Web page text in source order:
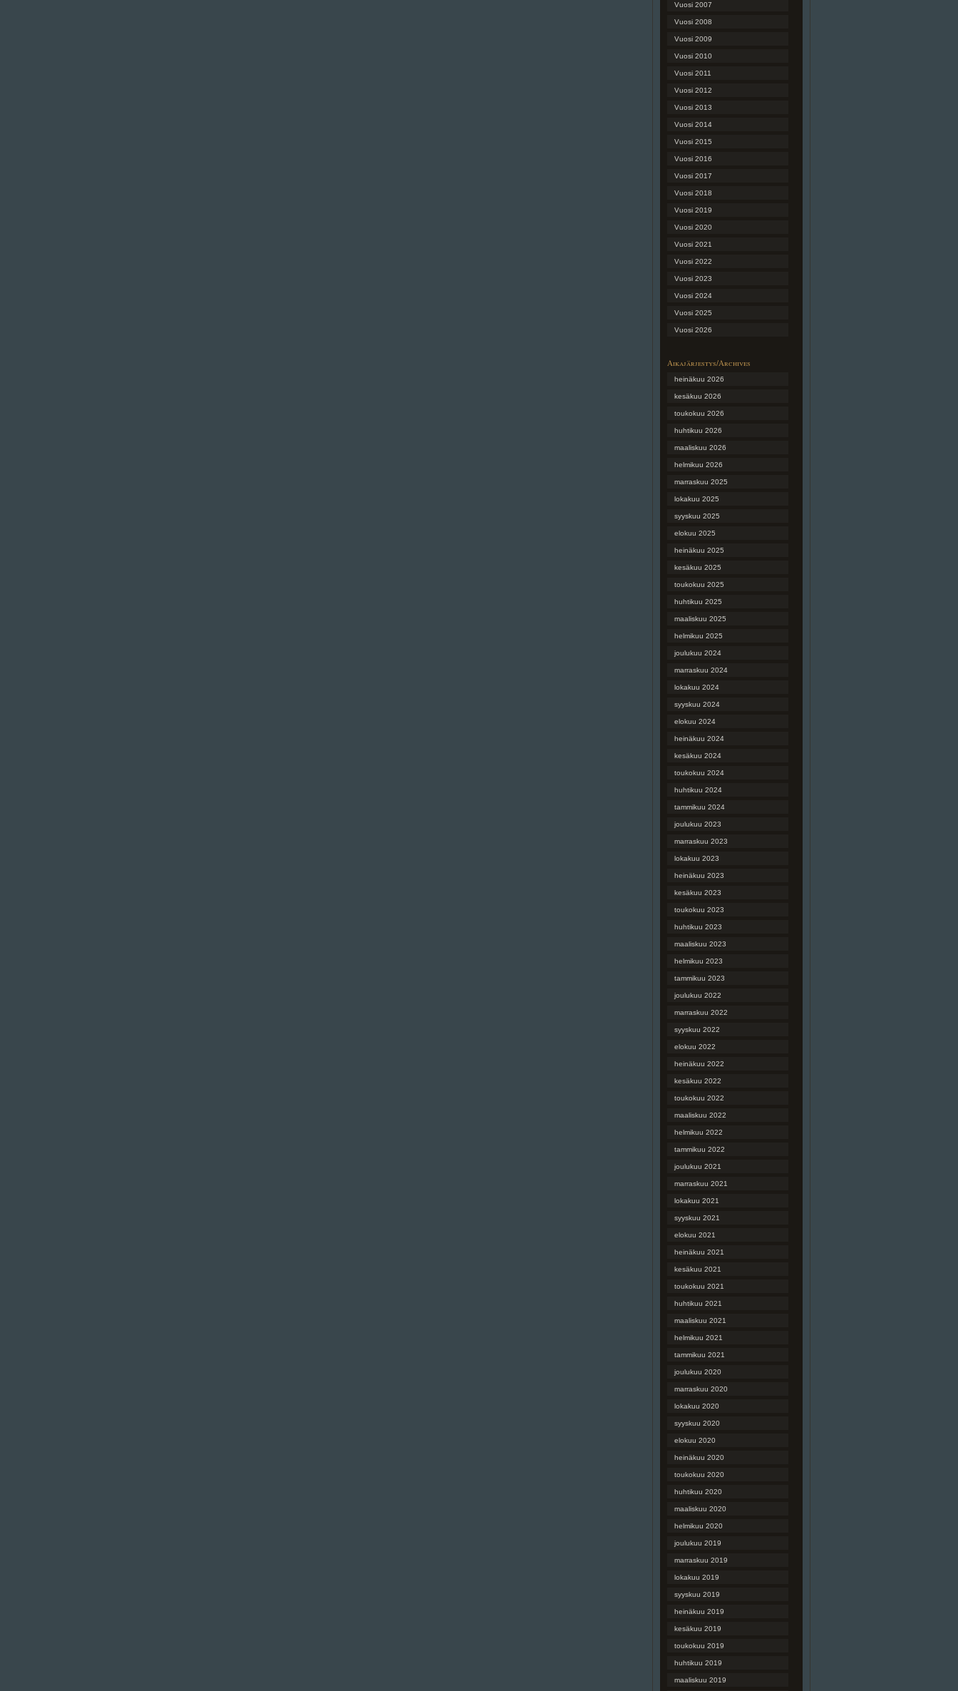
Vuosi 2007
Vuosi 2008
Vuosi 2009
Vuosi 2010
Vuosi 2011
Vuosi 2012
Vuosi 2013
Vuosi 2014
Vuosi 2015
Vuosi 2016
Vuosi 2017
Vuosi 2018
Vuosi 2019
Vuosi 2020
Vuosi 2021
Vuosi 2022
Vuosi 2023
Vuosi 2024
Vuosi 2025
Vuosi 2026
Aikajärjestys/Archives
heinäkuu 2026
kesäkuu 2026
toukokuu 2026
huhtikuu 2026
maaliskuu 2026
helmikuu 2026
marraskuu 2025
lokakuu 2025
syyskuu 2025
elokuu 2025
heinäkuu 2025
kesäkuu 2025
toukokuu 2025
huhtikuu 2025
maaliskuu 2025
helmikuu 2025
joulukuu 2024
marraskuu 2024
lokakuu 2024
syyskuu 2024
elokuu 2024
heinäkuu 2024
kesäkuu 2024
toukokuu 2024
huhtikuu 2024
tammikuu 2024
joulukuu 2023
marraskuu 2023
lokakuu 2023
heinäkuu 2023
kesäkuu 2023
toukokuu 2023
huhtikuu 2023
maaliskuu 2023
helmikuu 2023
tammikuu 2023
joulukuu 2022
marraskuu 2022
syyskuu 2022
elokuu 2022
heinäkuu 2022
kesäkuu 2022
toukokuu 2022
maaliskuu 2022
helmikuu 2022
tammikuu 2022
joulukuu 2021
marraskuu 2021
lokakuu 2021
syyskuu 2021
elokuu 2021
heinäkuu 2021
kesäkuu 2021
toukokuu 2021
huhtikuu 2021
maaliskuu 2021
helmikuu 2021
tammikuu 2021
joulukuu 2020
marraskuu 2020
lokakuu 2020
syyskuu 2020
elokuu 2020
heinäkuu 2020
toukokuu 2020
huhtikuu 2020
maaliskuu 2020
helmikuu 2020
joulukuu 2019
marraskuu 2019
lokakuu 2019
syyskuu 2019
heinäkuu 2019
kesäkuu 2019
toukokuu 2019
huhtikuu 2019
maaliskuu 2019